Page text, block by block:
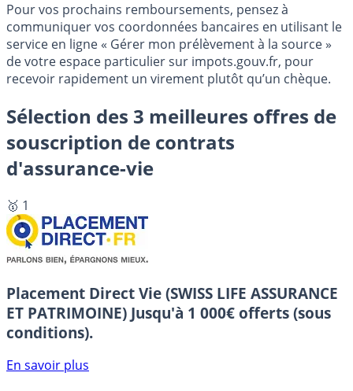
Pour vos prochains remboursements, pensez à
communiquer vos coordonnées bancaires en utilisant le
service en ligne « Gérer mon prélèvement à la source »
de votre espace particulier sur impots.gouv.fr, pour
recevoir rapidement un virement plutôt qu’un chèque.
Sélection des 3 meilleures offres de
souscription de contrats
d'assurance-vie
🥇 1
Placement Direct Vie (SWISS LIFE ASSURANCE
ET PATRIMOINE) Jusqu'à 1 000€ offerts (sous
conditions).
En savoir plus